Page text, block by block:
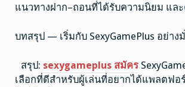
แนวทางฝาก–ถอนที่ได้รับความนิยม แล
บทสรุป — เริ่มกับ SexyGamePlus อย่าง
สรุป: sexygameplus สมัคร
เลือกที่ดีสำหรับผู้เล่นที่อยากได้แพลตฟอ